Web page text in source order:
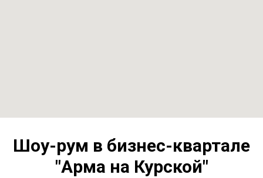
Шоу-рум в бизнес-квартале
"Арма на Курской"